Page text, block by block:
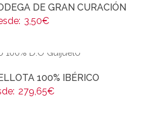
DE GRAN CURACIÓN
3,50€
100% IBÉRICO
279,65€